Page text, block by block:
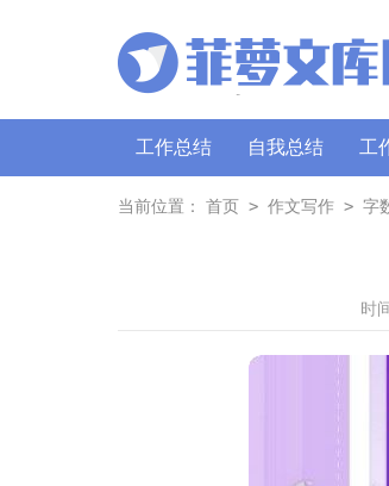
工作总结 自我总结 工
策划书 讲话稿 广播稿
当前位置： 首页 > 作文写作 > 字
时